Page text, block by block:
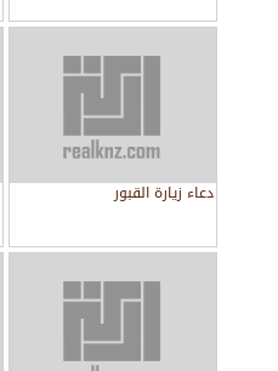
دعاء زيارة القبور